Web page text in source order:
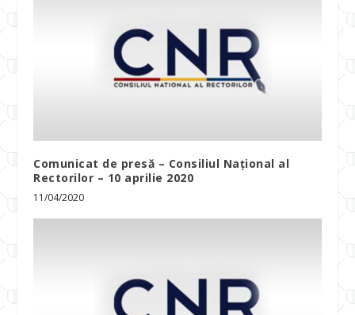
Comunicat de presă – Consiliul Naţional al
Rectorilor – 10 aprilie 2020
11/04/2020